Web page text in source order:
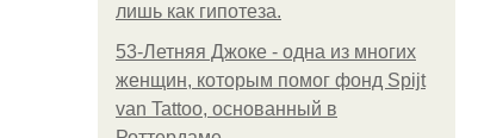
лишь как гипотеза.
53-Летняя Джоке - одна из многих
женщин, которым помог фонд Spijt
van Tattoo, основанный в